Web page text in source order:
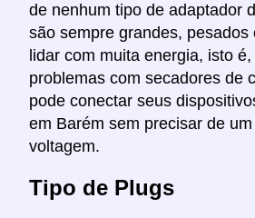
de nenhum tipo de adaptador
são sempre grandes, pesados
lidar com muita energia, isto
problemas com secadores de
pode conectar seus
em Barém sem precisar de
voltagem.
Tipo de Plugs